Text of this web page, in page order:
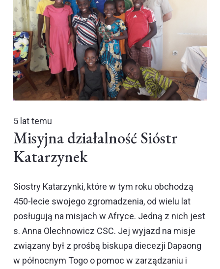
5 lat temu
Misyjna działalność Sióstr
Katarzynek
Siostry Katarzynki, które w tym roku obchodzą
450-lecie swojego zgromadzenia, od wielu lat
posługują na misjach w Afryce. Jedną z nich jest
s. Anna Olechnowicz CSC. Jej wyjazd na misje
związany był z prośbą biskupa diecezji Dapaong
w północnym Togo o pomoc w zarządzaniu i